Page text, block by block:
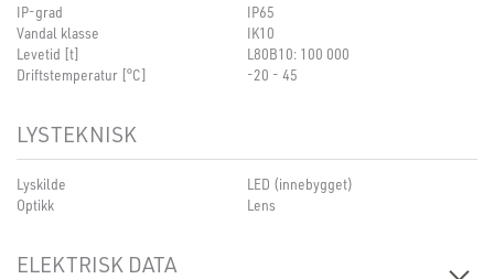
IP-grad
IP65
Vandal klasse
IK10
Levetid [t]
L80B10: 100 000
Driftstemperatur [°C]
-20 - 45
LYSTEKNISK
Lyskilde
LED (innebygget)
Optikk
Lens
ELEKTRISK DATA